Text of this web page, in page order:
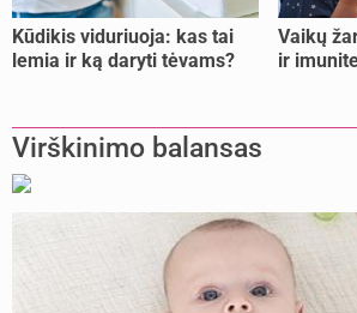
Kūdikis viduriuoja: kas tai
lemia ir ką daryti tėvams?
Vaikų
ir
Virškinimo balansas